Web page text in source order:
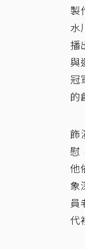
製
水
播
與
冠
的
飾
慰
他
象
員
代